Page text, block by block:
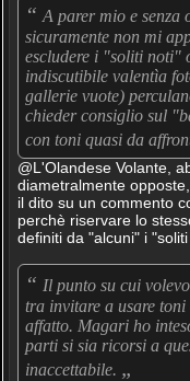
“ A parer mio e senza
sicuramente non mi
escludere i "soliti noti"
indiscutibile valentìa
gallerie vuote)
chieder consiglio sul
con toni quasi da
@L'Olandese Volante,
diametralmente
il dito su un commento
perchè riservare lo
definiti da "alcuni" i
“ Il punto su cui
tra invitare a usare
affatto. Magari ho
parti si sia ricorsi a
inaccettabile. „